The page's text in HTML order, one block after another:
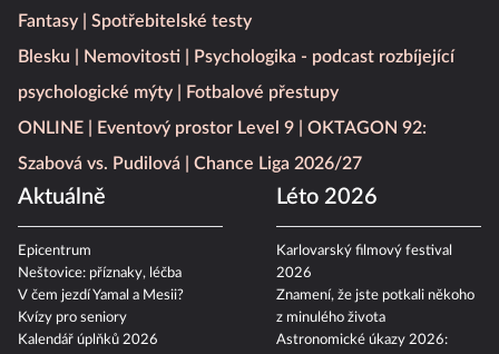
Fantasy
Spotřebitelské testy
Blesku
Nemovitosti
Psychologika - podcast rozbíjející
psychologické mýty
Fotbalové přestupy
ONLINE
Eventový prostor Level 9
OKTAGON 92:
Szabová vs. Pudilová
Chance Liga 2026/27
Aktuálně
Epicentrum
Neštovice: příznaky, léčba
V čem jezdí Yamal a Mesii?
Kvízy pro seniory
Kalendář úplňků 2026
Léto 2026
Karlovarský filmový festival
2026
Znamení, že jste potkali někoho
z minulého života
Astronomické úkazy 2026: